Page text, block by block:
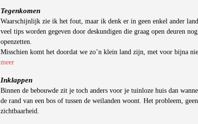
Tegenkomen
Waarschijnlijk zie ik het fout, maar ik denk er in geen enkel ander
veel tips worden gegeven door deskundigen die graag open deuren
openzetten.
Misschien komt het doordat we zo’n klein land zijn, met voor bijna
meer
Inklappen
Binnen de bebouwde zit je toch anders voor je tuinloze huis dan
de rand van een bos of tussen de weilanden woont. Het probleem,
zichtbaarheid.